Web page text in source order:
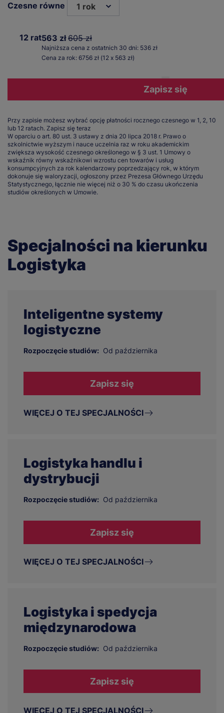
Czesne równe 1 rok
12 rat563 zł605 zł
Najniższa cena z ostatnich 30 dni: 536 zł
Cena za rok: 6756 zł (12 x 563 zł)
Zapisz się
Przy zapisie możesz wybrać opcję płatności rocznego czesnego w 1, 2, 10
lub 12 ratach. Zapisz się teraz
W oparciu o art. 80 ust. 3 ustawy z dnia 20 lipca 2018 r. Prawo o
szkolnictwie wyższym i nauce uczelnia raz w roku akademickim
zwiększa wysokość czesnego określonego w § 3 ust. 1 Umowy o
wskaźnik równy wskaźnikowi wzrostu cen towarów i usług
konsumpcyjnych za rok kalendarzowy poprzedzający rok, w którym
dokonuje się waloryzacji, ogłoszony przez Prezesa Głównego Urzędu
Statystycznego, łącznie nie więcej niż o 30 % do czasu ukończenia
studiów określonych w Umowie.
Specjalności na kierunku
Logistyka
Inteligentne systemy
logistyczne
Rozpoczęcie studiów: Od października
Zapisz się
WIĘCEJ O TEJ SPECJALNOŚCI
Logistyka handlu i
dystrybucji
Rozpoczęcie studiów: Od października
Zapisz się
WIĘCEJ O TEJ SPECJALNOŚCI
Logistyka i spedycja
międzynarodowa
Rozpoczęcie studiów: Od października
Zapisz się
WIĘCEJ O TEJ SPECJALNOŚCI